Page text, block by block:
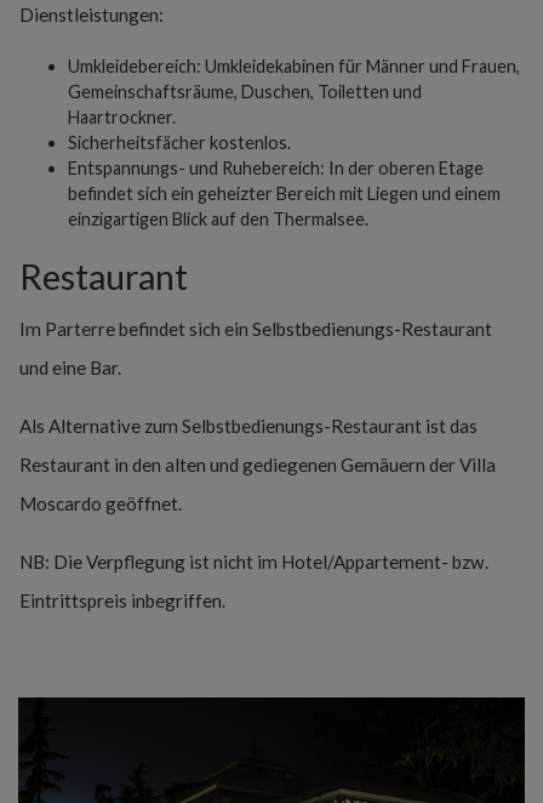
Dienstleistungen:
Umkleidebereich: Umkleidekabinen für Männer und Frauen,
Gemeinschaftsräume, Duschen, Toiletten und
Haartrockner.
Sicherheitsfächer kostenlos.
Entspannungs- und Ruhebereich: In der oberen Etage
befindet sich ein geheizter Bereich mit Liegen und einem
einzigartigen Blick auf den Thermalsee.
Restaurant
Im Parterre befindet sich ein Selbstbedienungs-Restaurant
und eine Bar.
Als Alternative zum Selbstbedienungs-Restaurant ist das
Restaurant in den alten und gediegenen Gemäuern der Villa
Moscardo geöffnet.
NB: Die Verpflegung ist nicht im Hotel/Appartement- bzw.
Eintrittspreis inbegriffen.